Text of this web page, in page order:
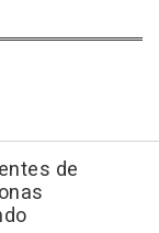
de